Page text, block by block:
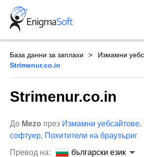
Skip
content
База данни за заплахи
Измамни
Strimenur.co.in
Strimenur.co.in
До Mezo през Измамни уебсайтове,
софтуер, Похитители на браузъриг
Превод на:
български език